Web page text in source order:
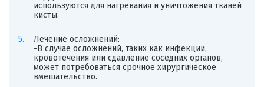
используются для нагревания и уничтожения тканей
кисты.
Лечение осложнений:
-В случае осложнений, таких как инфекции,
кровотечения или сдавление соседних органов,
может потребоваться срочное хирургическое
вмешательство.